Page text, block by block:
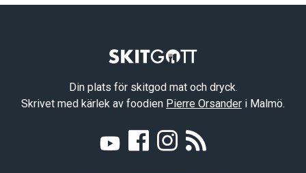
Din plats för skitgod mat och dryck.
Skrivet med kärlek av foodien Pierre Orsander i Malmö.